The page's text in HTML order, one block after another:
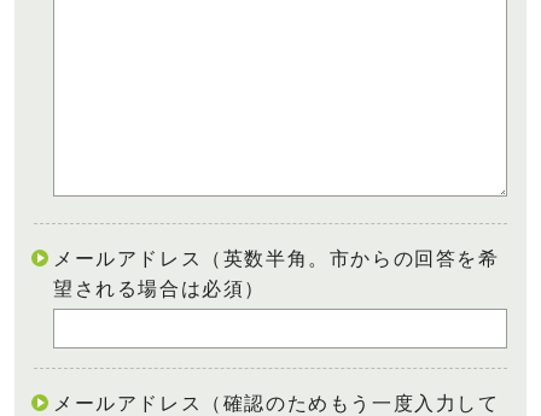
メールアドレス（英数半角。市からの回答を希
望される場合は必須）
メールアドレス（確認のためもう一度入力して